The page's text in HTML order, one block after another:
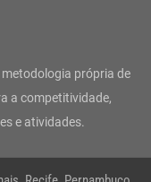
b
e
a
p
metodologia própria de
a competitividade,
e atividades.